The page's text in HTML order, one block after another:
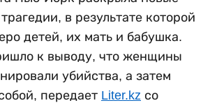
в результате которой
детей, их мать и бабушка.
к выводу, что женщины
убийства, а затем
передает Liter.kz со